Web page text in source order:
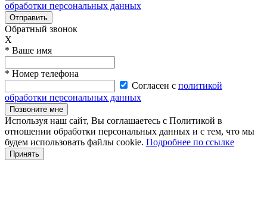
обработки персональных данных
Отправить
Обратный звонок
X
* Ваше имя
* Номер телефона
Согласен с политикой
обработки персональных данных
Позвоните мне
Используя наш сайт, Вы соглашаетесь с Политикой в
отношении обработки персональных данных и с тем, что мы
будем использовать файлы cookie. Подробнее по ссылке
Принять